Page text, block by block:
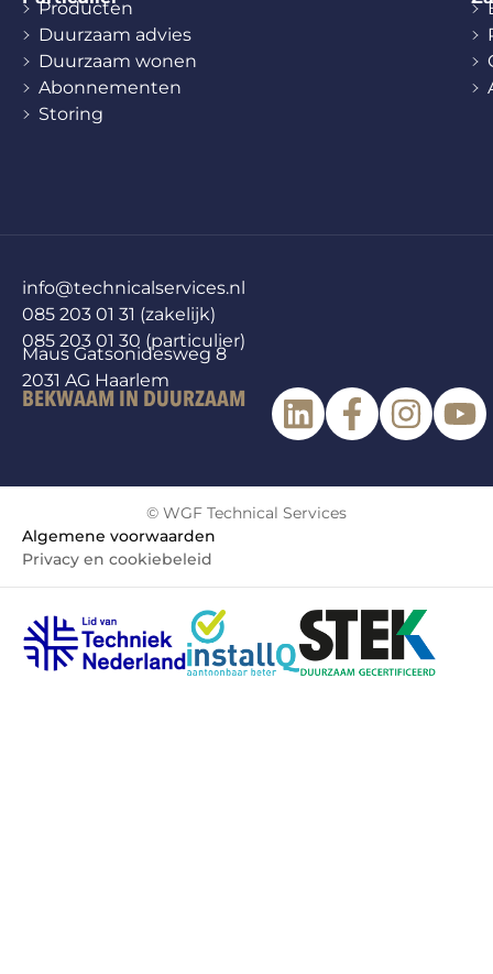
Producten
Duurzaam advies
Duurzaam wonen
Abonnementen
Storing
info@technicalservices.nl
085 203 01 31 (zakelijk)
085 203 01 30 (particulier)
Maus Gatsonidesweg 8
2031 AG Haarlem
BEKWAAM IN DUURZAAM
© WGF Technical Services
Algemene voorwaarden
Privacy en cookiebeleid